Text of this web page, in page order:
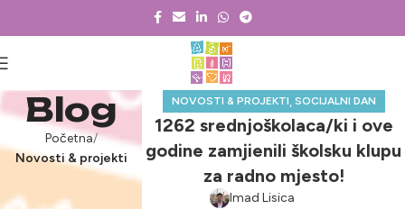
Blog
Početna
Novosti & projekti
NOVOSTI & PROJEKTI, SOCIJALNI DAN
1262 srednjoškolaca/ki i ove
godine zamjienili školsku klupu
za radno mjesto!
Imad Lisica